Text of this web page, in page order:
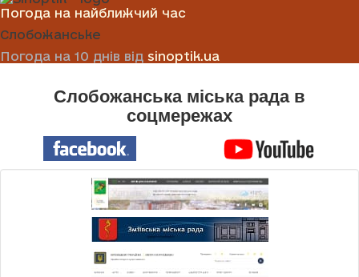
Погода на найближчий час
Слобожанське
Погода на 10 днів від sinoptik.ua
Слобожанська міська рада в
соцмережах